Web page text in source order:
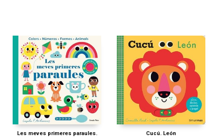
Les meves primeres paraules.
Cucú. León